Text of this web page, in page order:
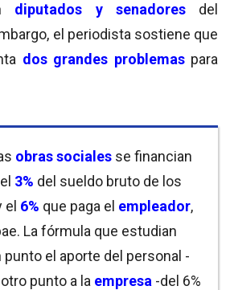
diputados y senadoresdel
el periodista sostiene que
dos grandes problemas para
obras sociales se financian
3% del sueldo bruto de los
el 6% que paga el empleador,
La fórmula que estudian
punto el aporte del personal -
punto a la empresa -del 6%